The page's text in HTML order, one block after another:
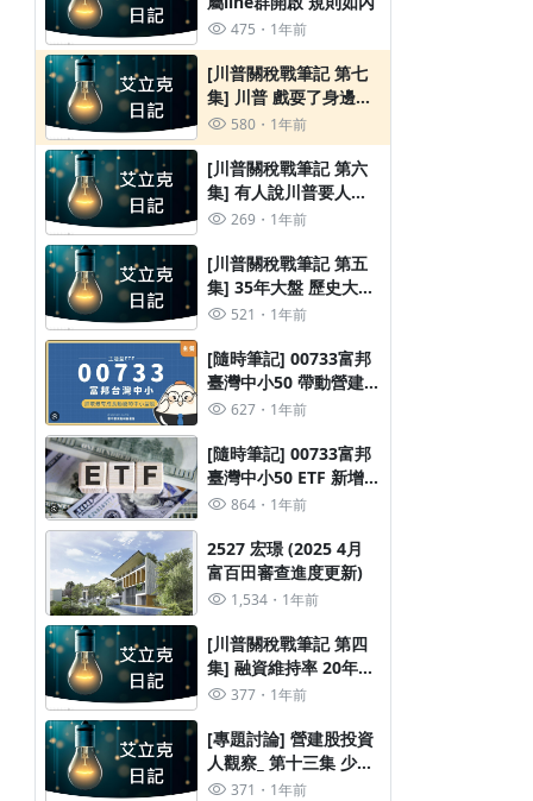
475 1年前
[川普關稅戰筆記 第七
集] 川普 戲耍了身邊所
有人的資產 大家一起撐
過這四年
580 1年前
[川普關稅戰筆記 第六
集] 有人說川普要人為
製造2008金融海嘯 我
269 1年前
[川普關稅戰筆記 第五
集] 35年大盤 歷史大數
據分析 川普股災與哪一
521 1年前
[隨時筆記] 00733富邦
臺灣中小50 帶動營建股
的上漲?
627 1年前
[隨時筆記] 00733富邦
臺灣中小50 ETF 新增不
少營建股入內
864 1年前
2527 宏璟 (2025 4月
富百田審查進度更新)
1,534 1年前
[川普關稅戰筆記 第四
集] 融資維持率 20年大
數據377 1年前
[專題討論] 營建股投資
人觀察_ 第十三集 少年
股神371 1年前